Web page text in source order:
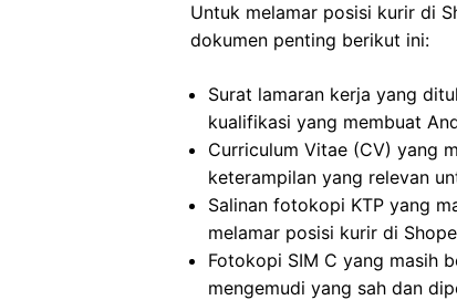
Untuk melamar posisi kurir di
dokumen penting berikut ini:
Surat lamaran kerja yang
kualifikasi yang membuat
Curriculum Vitae (CV) yang
keterampilan yang relevan
Salinan fotokopi KTP yang
melamar posisi kurir di
Fotokopi SIM C yang masih
mengemudi yang sah dan